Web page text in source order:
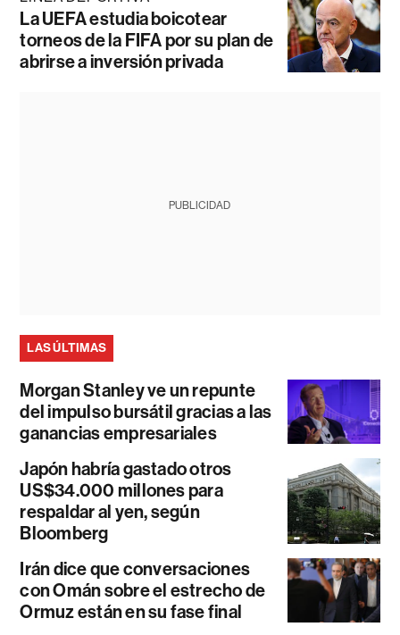
La UEFA estudia boicotear
torneos de la FIFA por su plan de
abrirse a inversión privada
PUBLICIDAD
LAS ÚLTIMAS
Morgan Stanley ve un repunte
del impulso bursátil gracias a las
ganancias empresariales
Japón habría gastado otros
US$34.000 millones para
respaldar al yen, según
Bloomberg
Irán dice que conversaciones
con Omán sobre el estrecho de
Ormuz están en su fase final